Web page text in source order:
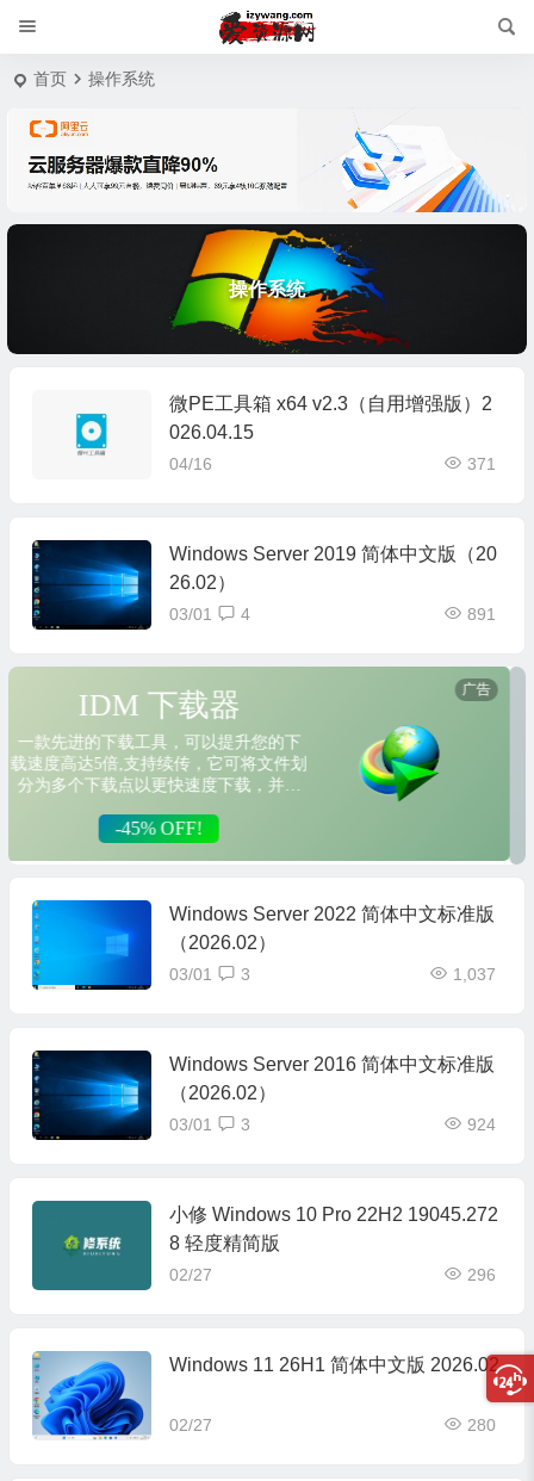
首页 操作系统
操作系统
微PE工具箱 x64 v2.3（自用增强版）2
026.04.15
04/16 371
Windows Server 2019 简体中文版（20
26.02）
03/01 891
4
Windows Server 2022 简体中文标准版
（2026.02）
03/01 1,037
3
Windows Server 2016 简体中文标准版
（2026.02）
03/01 924
3
小修 Windows 10 Pro 22H2 19045.272
8 轻度精简版
02/27 296
Windows 11 26H1 简体中文版 2026.02
02/27 280